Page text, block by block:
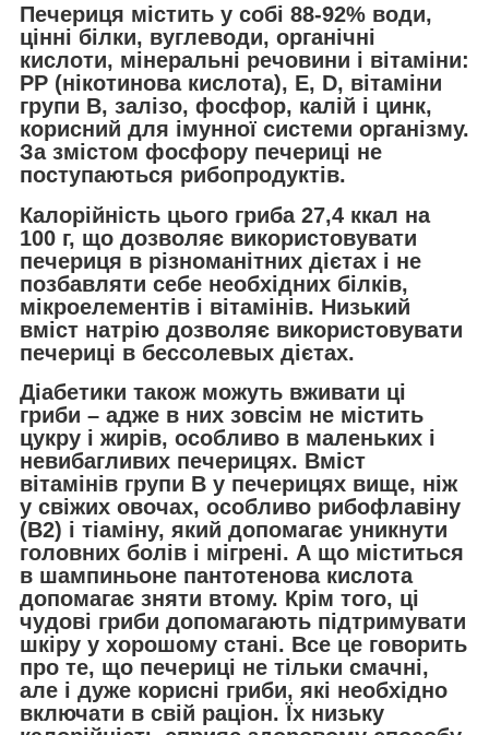
Печериця містить у собі 88-92% води,
цінні білки, вуглеводи, органічні
кислоти, мінеральні речовини і вітаміни:
РР (нікотинова кислота), Е, D, вітаміни
групи B, залізо, фосфор, калій і цинк,
корисний для імунної системи організму.
За змістом фосфору печериці не
поступаються рибопродуктів.
Калорійність цього гриба 27,4 ккал на
100 г, що дозволяє використовувати
печериця в різноманітних дієтах і не
позбавляти себе необхідних білків,
мікроелементів і вітамінів. Низький
вміст натрію дозволяє використовувати
печериці в бессолевых дієтах.
Діабетики також можуть вживати ці
гриби – адже в них зовсім не містить
цукру і жирів, особливо в маленьких і
невибагливих печерицях. Вміст
вітамінів групи B у печерицях вище, ніж
у свіжих овочах, особливо рибофлавіну
(В2) і тіаміну, який допомагає уникнути
головних болів і мігрені. А що міститься
в шампиньоне пантотенова кислота
допомагає зняти втому. Крім того, ці
чудові гриби допомагають підтримувати
шкіру у хорошому стані. Все це говорить
про те, що печериці не тільки смачні,
але і дуже корисні гриби, які необхідно
включати в свій раціон. Їх низьку